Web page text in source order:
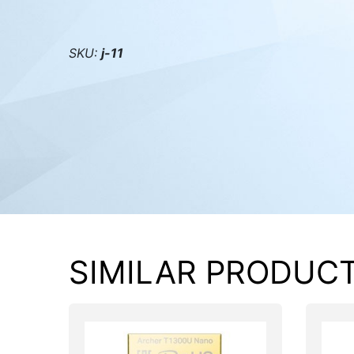
SKU: j-11
SIMILAR